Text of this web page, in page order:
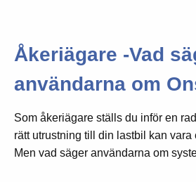
Åkeriägare -Vad
användarna om
Som åkeriägare ställs du inför en
rätt utrustning till din lastbil kan vara
Men vad säger användarna om